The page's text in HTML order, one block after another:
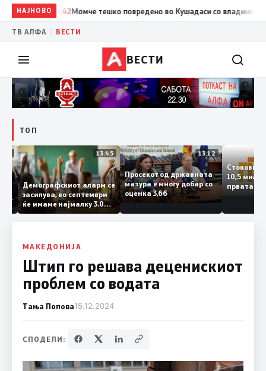
НАЈНОВО
14:42Момче тешко повредено во Кушадаси со владиниот
ТВ АЛФА ВЕСТИ
ВЕСТИ
ТОП
14:12 13:45
Демографскиот аларм се
засилува, во септември
ќе имаме најмалку 3.000
првачиња помалку
13:12
Просекот од државната
матура е многу добар со
оценка 3,66
10,5
МАКЕДОНИЈА
Штип го решава деценискиот
проблем со водата
Тања Попова15.12.2024
СПОДЕЛИ: